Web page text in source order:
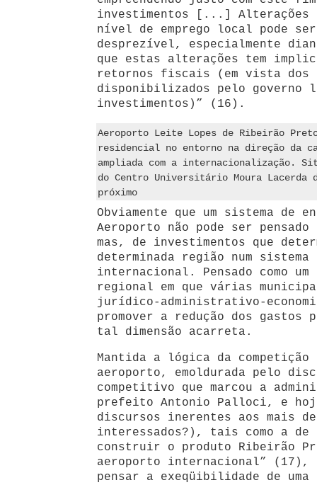
investimentos [...]
nível de emprego local pode
desprezível, especialmente
que estas alterações tem
retornos fiscais (em vista dos
disponibilizados pelo governo
investimentos)” (16).
Aeroporto Leite Lopes de Ribeirão Preto
residencial no entorno na direção da
ampliada com a internacionalização.
do Centro Universitário Moura Lacerda
próximo
Obviamente que um sistema de
Aeroporto não pode ser
mas, de investimentos que
determinada região num
internacional. Pensado como um
regional em que várias
jurídico-administrativo-
promover a redução dos gastos
tal dimensão acarreta.
Mantida a lógica da competição
aeroporto, emoldurada pelo
competitivo que marcou a
prefeito Antonio Palloci, e
discursos inerentes aos mais
interessados?), tais como a de
construir o produto Ribeirão
aeroporto internacional” (17),
pensar a exeqüibilidade de